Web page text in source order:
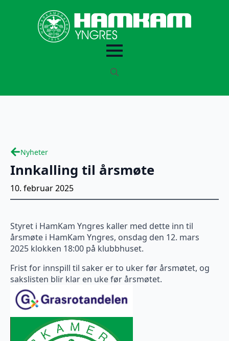
Nyheter
Innkalling til årsmøte
10. februar 2025
Styret i HamKam Yngres kaller med dette inn til
årsmøte i HamKam Yngres, onsdag den 12. mars
2025 klokken 18:00 på klubbhuset.
Frist for innspill til saker er to uker før årsmøtet, og
sakslisten blir klar en uke før årsmøtet.